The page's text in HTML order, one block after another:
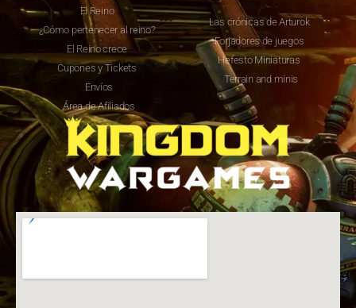
El Reino
¿Cómo pertenecer al reino?
El Reino crece
Cupones y Tickets
Envíos
Área de Afiliados
Las crónicas de Arturok
Forjadores de juegos
Hefesto Miniaturas
Terrain and minis